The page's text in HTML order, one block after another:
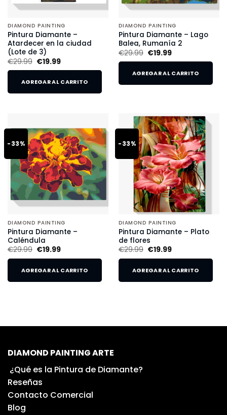
DIAMOND PAINTING
Pintura Diamante –
Atardecer en la ciudad
(Lote de 3)
€29.99 €19.99
AGREGAR AL CARRITO
DIAMOND PAINTING
Pintura Diamante – Lago
Balea, Rumanía 2
€29.99 €19.99
AGREGAR AL CARRITO
-33%
DIAMOND PAINTING
Pintura Diamante –
Caléndula
€29.99 €19.99
AGREGAR AL CARRITO
-33%
DIAMOND PAINTING
Pintura Diamante – Plato
de flores
€29.99 €19.99
AGREGAR AL CARRITO
DIAMOND PAINTING ARTE
¿Qué es la Pintura de Diamante?
Reseñas
Contacto Comercial
Blog